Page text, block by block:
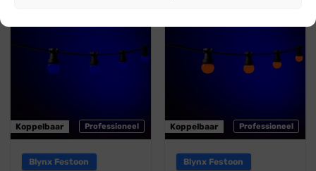
Professioneel
Koppelbaar
Blynx Festoon
Professioneel
Koppelbaar
Blynx Festoon